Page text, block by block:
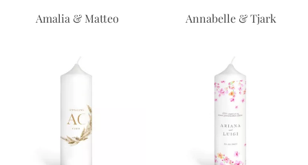
Amalia & Matteo Annabelle & Tjark